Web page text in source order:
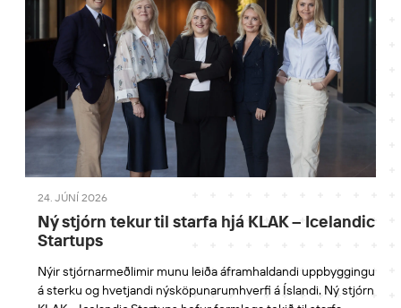
24. JÚNÍ 2026
Ný stjórn tekur til starfa hjá KLAK – Icelandic
Startups
Nýir stjórnarmeðlimir munu leiða áframhaldandi uppbyggingu
á sterku og hvetjandi nýsköpunarumhverfi á Íslandi. Ný stjórn